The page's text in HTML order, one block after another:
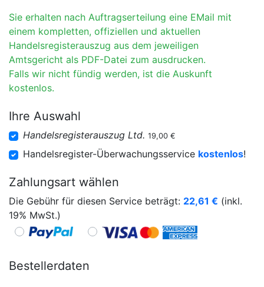
Sie erhalten nach Auftragserteilung eine EMail mit
einem kompletten, offiziellen und aktuellen
Handelsregisterauszug aus dem jeweiligen
Amtsgericht als PDF-Datei zum ausdrucken.
Falls wir nicht fündig werden, ist die Auskunft
kostenlos.
Ihre Auswahl
Handelsregisterauszug Ltd. 19,00 €
Handelsregister-Überwachungsservice kostenlos!
Zahlungsart wählen
Die Gebühr für diesen Service beträgt: 22,61 € (inkl.
19% MwSt.)
Bestellerdaten